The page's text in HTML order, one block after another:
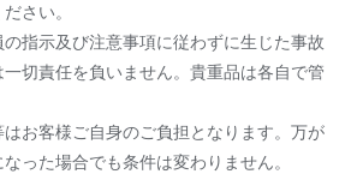
さい。
の指示及び注意事項に従わずに生じた事故
切責任を負いません。貴重品は各自で管
はお客様ご自身のご負担となります。万が
った場合でも条件は変わりません。